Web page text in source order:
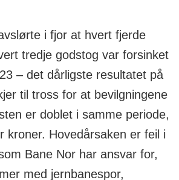
i fjor at hvert fjerde
tredje godstog var forsinket
– det dårligste resultatet på
til tross for at bevilgningene
er doblet i samme periode,
kroner. Hovedårsaken er feil i
Bane Nor har ansvar for,
med jernbanespor,